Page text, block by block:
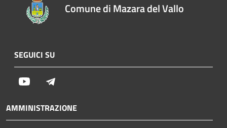
Comune di Mazara del Vallo
SEGUICI SU
Youtube
AMMINISTRAZIONE